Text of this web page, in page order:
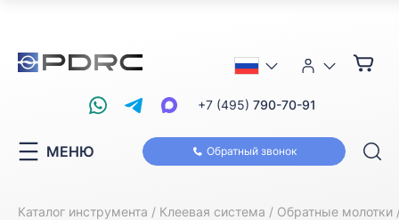
Обратный звонок
+7 (495) 790-70-91
МЕНЮ
Каталог инструмента Клеевая система Обратные молотки